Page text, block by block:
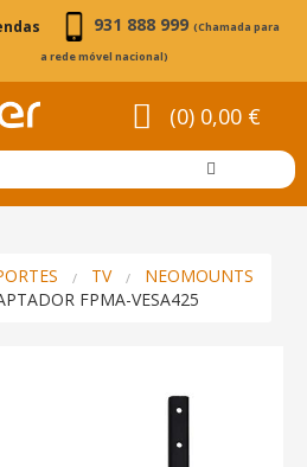
931 888 999 (Chamada para
a rede móvel nacional)
(0) 0,00 €
TV
NEOMOUNTS
FPMA-VESA425